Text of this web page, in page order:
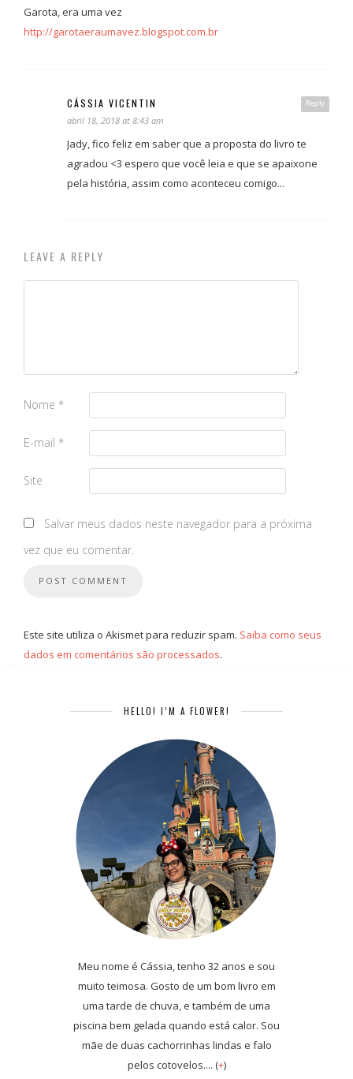
Garota, era uma vez
http://garotaeraumavez.blogspot.com.br
Reply
CÁSSIA VICENTIN
abril 18, 2018 at 8:43 am
Jady, fico feliz em saber que a proposta do livro te
agradou <3 espero que você leia e que se apaixone
pela história, assim como aconteceu comigo...
LEAVE A REPLY
Nome *
E-mail *
Site
Salvar meus dados neste navegador para a próxima
vez que eu comentar.
Este site utiliza o Akismet para reduzir spam. Saiba como seus
dados em comentários são processados.
HELLO! I’M A FLOWER!
Meu nome é Cássia, tenho 32 anos e sou
muito teimosa. Gosto de um bom livro em
uma tarde de chuva, e também de uma
piscina bem gelada quando está calor. Sou
mãe de duas cachorrinhas lindas e falo
pelos cotovelos.... (+)